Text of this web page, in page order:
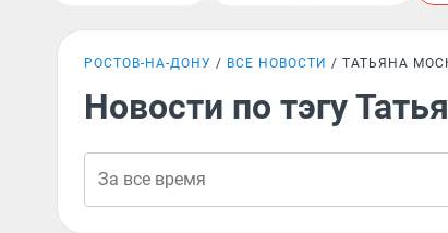
РОСТОВ-НА-ДОНУ ВСЕ НОВОСТИ ТАТЬЯНА
Новости по тэгу